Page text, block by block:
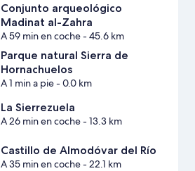
Conjunto arqueológico
Madinat al-Zahra
A 59 min en coche- 45.6 km
Parque natural Sierra de
Hornachuelos
A 1 min a pie- 0.0 km
La Sierrezuela
A 26 min en coche- 13.3 km
Castillo de Almodóvar del Río
A 35 min en coche- 22.1 km